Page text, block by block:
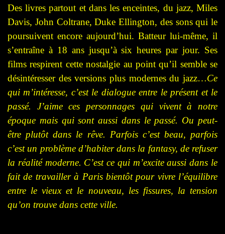
Des livres partout et dans les enceintes, du jazz, Miles
Davis, John Coltrane, Duke Ellington, des sons qui le
poursuivent encore aujourd’hui. Batteur lui-même, il
s’entraîne à 18 ans jusqu’à six heures par jour. Ses
films respirent cette nostalgie au point qu’il semble se
désintéresser des versions plus modernes du jazz…Ce
qui m’intéresse, c’est le dialogue entre le présent et le
passé. J’aime ces personnages qui vivent à notre
époque mais qui sont aussi dans le passé. Ou peut-
être plutôt dans le rêve. Parfois c’est beau, parfois
c’est un problème d’habiter dans la fantasy, de refuser
la réalité moderne. C’est ce qui m’excite aussi dans le
fait de travailler à Paris bientôt pour vivrel’équilibre
entre le vieux et le nouveau, les fissures, la tension
qu’on trouve dans cette ville.